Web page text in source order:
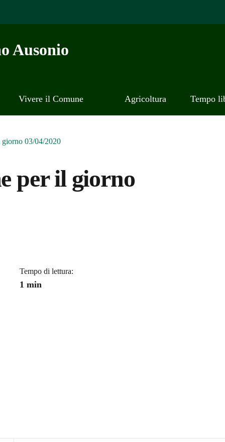
Ausonio
Vivere il Comune Agricoltura Tempo
03/04/2020
per il giorno
Tempo di lettura:
1 min